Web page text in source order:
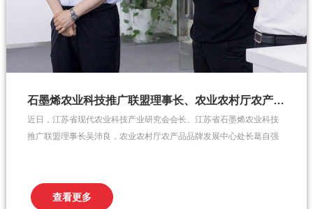
石墨烯农业科技推广联盟理事长、农业农村厅农产品品牌发展中心处长一行来访元然
近日，江苏省现代农业科技产业研究会会长、江苏省石墨烯农业科技
推广联盟理事长吴沛良，农业农村厅农产品品牌发展中心处长葛自强
元然石墨烯相关智能发热产品，加深了对元然的了解，并对元然现有
科技研发成果给予了充...
查看更多